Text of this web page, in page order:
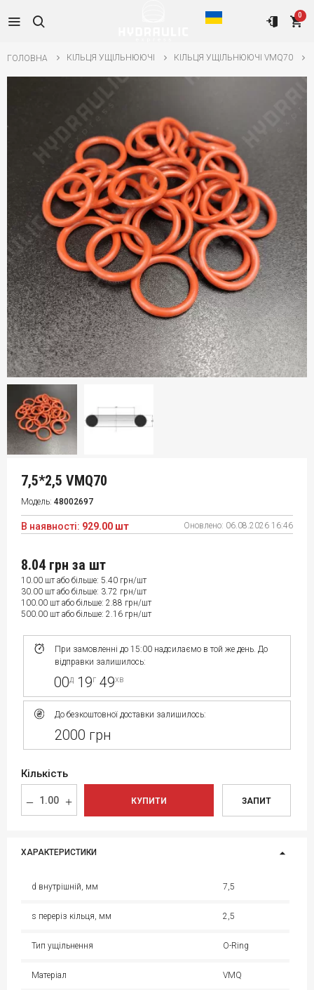
0
ГОЛОВНА КІЛЬЦЯ УЩІЛЬНЮЮЧІ КІЛЬЦЯ УЩІЛЬНЮЮЧІ VMQ70
7,5*2,5 VMQ70
Модель: 48002697
В наявності: 929.00 шт Оновлено: 06.08.2026 16:46
При замовленні до 15:00 надсилаємо в той же день. До
відправки залишилось:
00д 19г 49хв
До безкоштовної доставки залишилось:
2000 грн
8.04 грн за шт
10.00 шт або більше: 5.40 грн/шт
30.00 шт або більше: 3.72 грн/шт
100.00 шт або більше: 2.88 грн/шт
500.00 шт або більше: 2.16 грн/шт
Кількість
КУПИТИ ЗАПИТ
ХАРАКТЕРИСТИКИ
d внутрішній, мм 7,5
s переріз кільця, мм 2,5
Тип ущільнення O-Ring
Матеріал VMQ